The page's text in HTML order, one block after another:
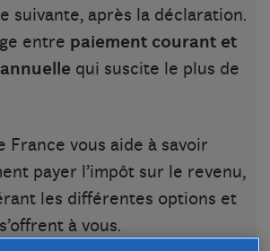
suivante, après la déclaration.
entre paiement courant et
qui suscite le plus de
France vous aide à savoir
payer l’impôt sur le revenu,
les différentes options et
à vous.